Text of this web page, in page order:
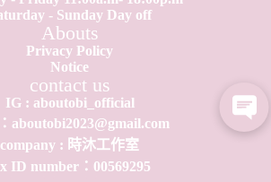
- Sunday Day off
Abouts
Privacy Policy
Notice
contact us
IG : aboutobi_official
aboutobi2023@gmail.com
company : 時沐工作室
ID number：0​0​569295